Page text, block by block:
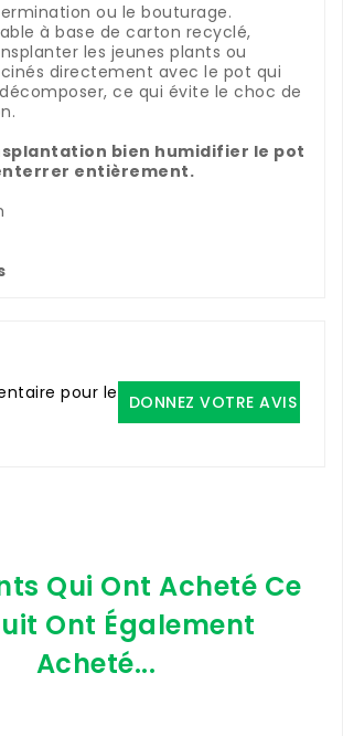
ou le bouturage.
à base de carton recyclé,
les jeunes plants ou
directement avec le pot qui
ce qui évite le choc de
bien humidifier le pot
entièrement.
DONNEZ VOTRE AVIS
pour le
Qui Ont Acheté Ce
Ont Également
Acheté...